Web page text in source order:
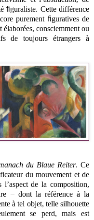
figuraliste. Cette différence
purement figuratives de
élaborées, consciemment ou
de toujours étrangers à
du Blaue Reiter. Ce
cateur du mouvement et de
de la composition,
– dont la référence à la
à tel objet, telle silhouette
se perd, mais est